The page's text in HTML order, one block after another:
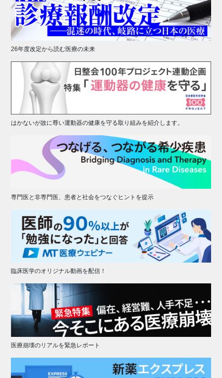
26年度改定から読む医療の未来
はかないが故に尊い運動器の健康を守る取り組みを紹介します。
専門医と非専門医、患者と社会をつなぐヒントを提示
臨床医学のオリジナル動画を配信！
医療崩壊のリアルを緊急レポート